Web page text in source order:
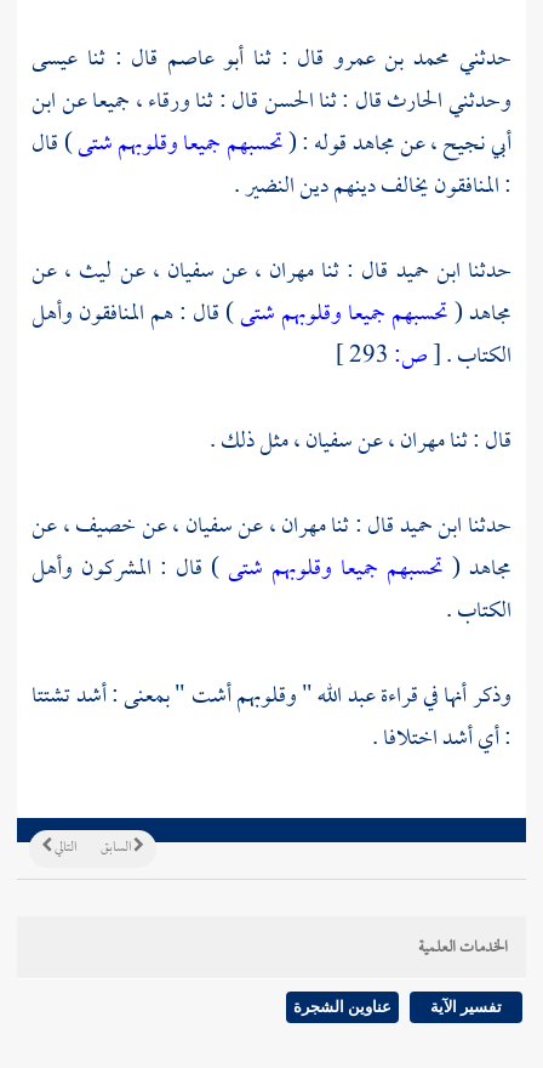
حدثني محمد بن عمرو قال : ثنا أبو عاصم قال : ثنا عيسى
وحدثنيالحارثقال : ثناالحسنقال : ثناورقاء، جميعا عنابن
أبي نجيح، عنمجاهدقوله : (تحسبهم جميعا وقلوبهم شتى) قال
: المنافقون يخالف دينهم دينالنضير.
حدثنا ابن حميد قال : ثنامهران ، عنسفيان ، عن ليث ، عن
مجاهد(تحسبهم جميعا وقلوبهم شتى) قال : هم المنافقون وأهل
الكتاب .[ص:
قال : ثنامهران، عنسفيان، مثل ذلك .
حدثناابن حميدقال : ثنامهران، عنسفيان، عنخصيف، عن
مجاهد ( تحسبهم جميعا وقلوبهم شتى) قال : المشركون وأهل
الكتاب .
وذكر أنها في قراءةعبد الله" وقلوبهم أشت " بمعنى : أشد تشتتا
: أي أشد اختلافا .
التالي السابق
الخدمات العلمية
تفسير الآية عناوين الشجرة